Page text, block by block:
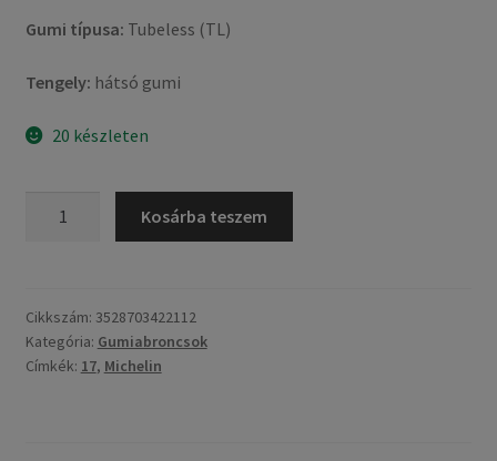
Gumi típusa: Tubeless (TL)
Tengely: hátsó gumi
20 készleten
160/60
R
17
Kosárba teszem
Cikkszám: 3528703422112
Kategória: Gumiabroncsok
Címkék: 17, Michelin